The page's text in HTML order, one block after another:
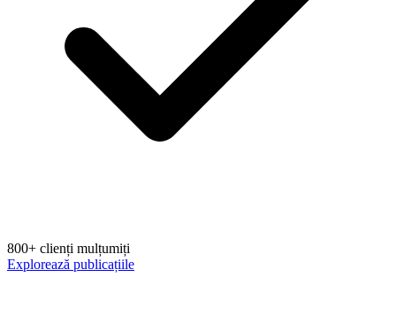
800+ clienți mulțumiți
Explorează publicațiile